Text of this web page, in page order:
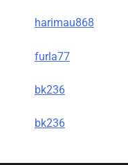
harimau868
furla77
bk236
bk236